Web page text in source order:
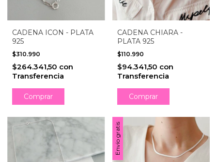
CADENA ICON - PLATA
925
$310.990
$264.341,50 con
Transferencia
Comprar
CADENA CHIARA -
PLATA 925
$110.990
$94.341,50 con
Transferencia
Comprar
Envío gratis